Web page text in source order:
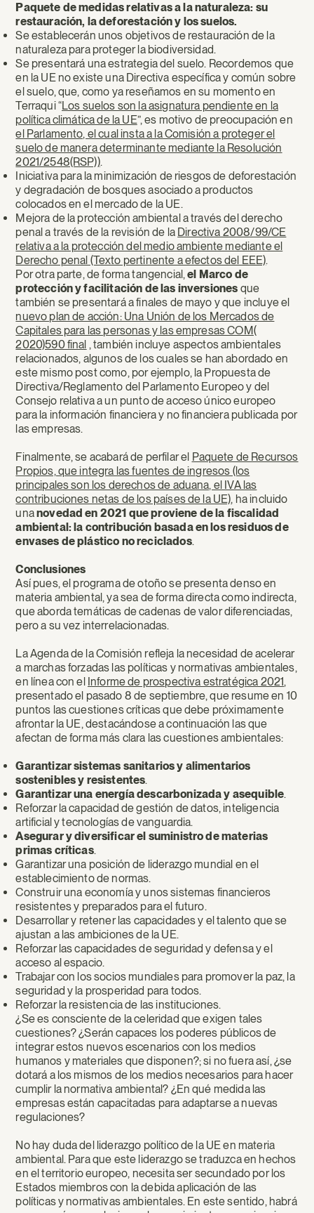
Paquete de medidas relativas a la naturaleza: su
restauración, la deforestación y los suelos.
Se establecerán unos objetivos de restauración de la
naturaleza para proteger la biodiversidad.
Se presentará una estrategia del suelo. Recordemos que
en la UE no existe una Directiva específica y común sobre
el suelo, que, como ya reseñamos en su momento en
Terraqui “Los suelos son la asignatura pendiente en la
política climática de la UE”, es motivo de preocupación en
el Parlamento, el cual insta a la Comisión a proteger el
suelo de manera determinante mediante la Resolución
2021/2548(RSP)).
Iniciativa para la minimización de riesgos de deforestación
y degradación de bosques asociado a productos
colocados en el mercado de la UE.
Mejora de la protección ambiental a través del derecho
penal a través de la revisión de la Directiva 2008/99/CE
relativa a la protección del medio ambiente mediante el
Derecho penal (Texto pertinente a efectos del EEE).
Por otra parte, de forma tangencial,el Marco de
protección y facilitación de las inversiones que
también se presentará a finales de mayo y que incluye el
nuevo plan de acción: Una Unión de los Mercados de
Capitales para las personas y las empresas COM(
2020)590 final , también incluye aspectos ambientales
relacionados, algunos de los cuales se han abordado en
este mismo post como, por ejemplo, la Propuesta de
Directiva/Reglamento del Parlamento Europeo y del
Consejo relativa a un punto de acceso único europeo
para la información financiera y no financiera publicada por
las empresas.
Finalmente, se acabará de perfilar el Paquete de Recursos
Propios, que integra las fuentes de ingresos (los
principales son los derechos de aduana, el IVA las
contribuciones netas de los países de la UE), ha incluido
unanovedad en 2021 que proviene de la fiscalidad
ambiental: la contribución basada en los residuos de
envases de plástico no reciclados.
Conclusiones
Así pues, el programa de otoño se presenta denso en
materia ambiental, ya sea de forma directa como indirecta,
que aborda temáticas de cadenas de valor diferenciadas,
pero a su vez interrelacionadas.
La Agenda de la Comisión refleja la necesidad de acelerar
a marchas forzadas las políticas y normativas ambientales,
en línea con el
Informe de prospectiva estratégica 2021,
presentado el pasado 8 de septiembre, que resume en 10
puntos las cuestiones críticas que debe próximamente
afrontar la UE, destacándose a continuación las que
afectan de forma más clara las cuestiones ambientales:
Garantizar sistemas sanitarios y alimentarios
sostenibles y resistentes.
Garantizar una energía descarbonizada y asequible.
Reforzar la capacidad de gestión de datos, inteligencia
artificial y tecnologías de vanguardia.
Asegurar y diversificar el suministro de materias
primas críticas.
Garantizar una posición de liderazgo mundial en el
establecimiento de normas.
Construir una economía y unos sistemas financieros
resistentes y preparados para el futuro.
Desarrollar y retener las capacidades y el talento que se
ajustan a las ambiciones de la UE.
Reforzar las capacidades de seguridad y defensa y el
acceso al espacio.
Trabajar con los socios mundiales para promover la paz, la
seguridad y la prosperidad para todos.
Reforzar la resistencia de las instituciones.
¿Se es consciente de la celeridad que exigen tales
cuestiones? ¿Serán capaces los poderes públicos de
integrar estos nuevos escenarios con los medios
humanos y materiales que disponen?; si no fuera así, ¿se
dotará a los mismos de los medios necesarios para hacer
cumplir la normativa ambiental? ¿En qué medida las
empresas están capacitadas para adaptarse a nuevas
regulaciones?
No hay duda del liderazgo político de la UE en materia
ambiental. Para que este liderazgo se traduzca en hechos
en el territorio europeo, necesita ser secundado por los
Estados miembros con la debida aplicación de las
políticas y normativas ambientales. En este sentido, habrá